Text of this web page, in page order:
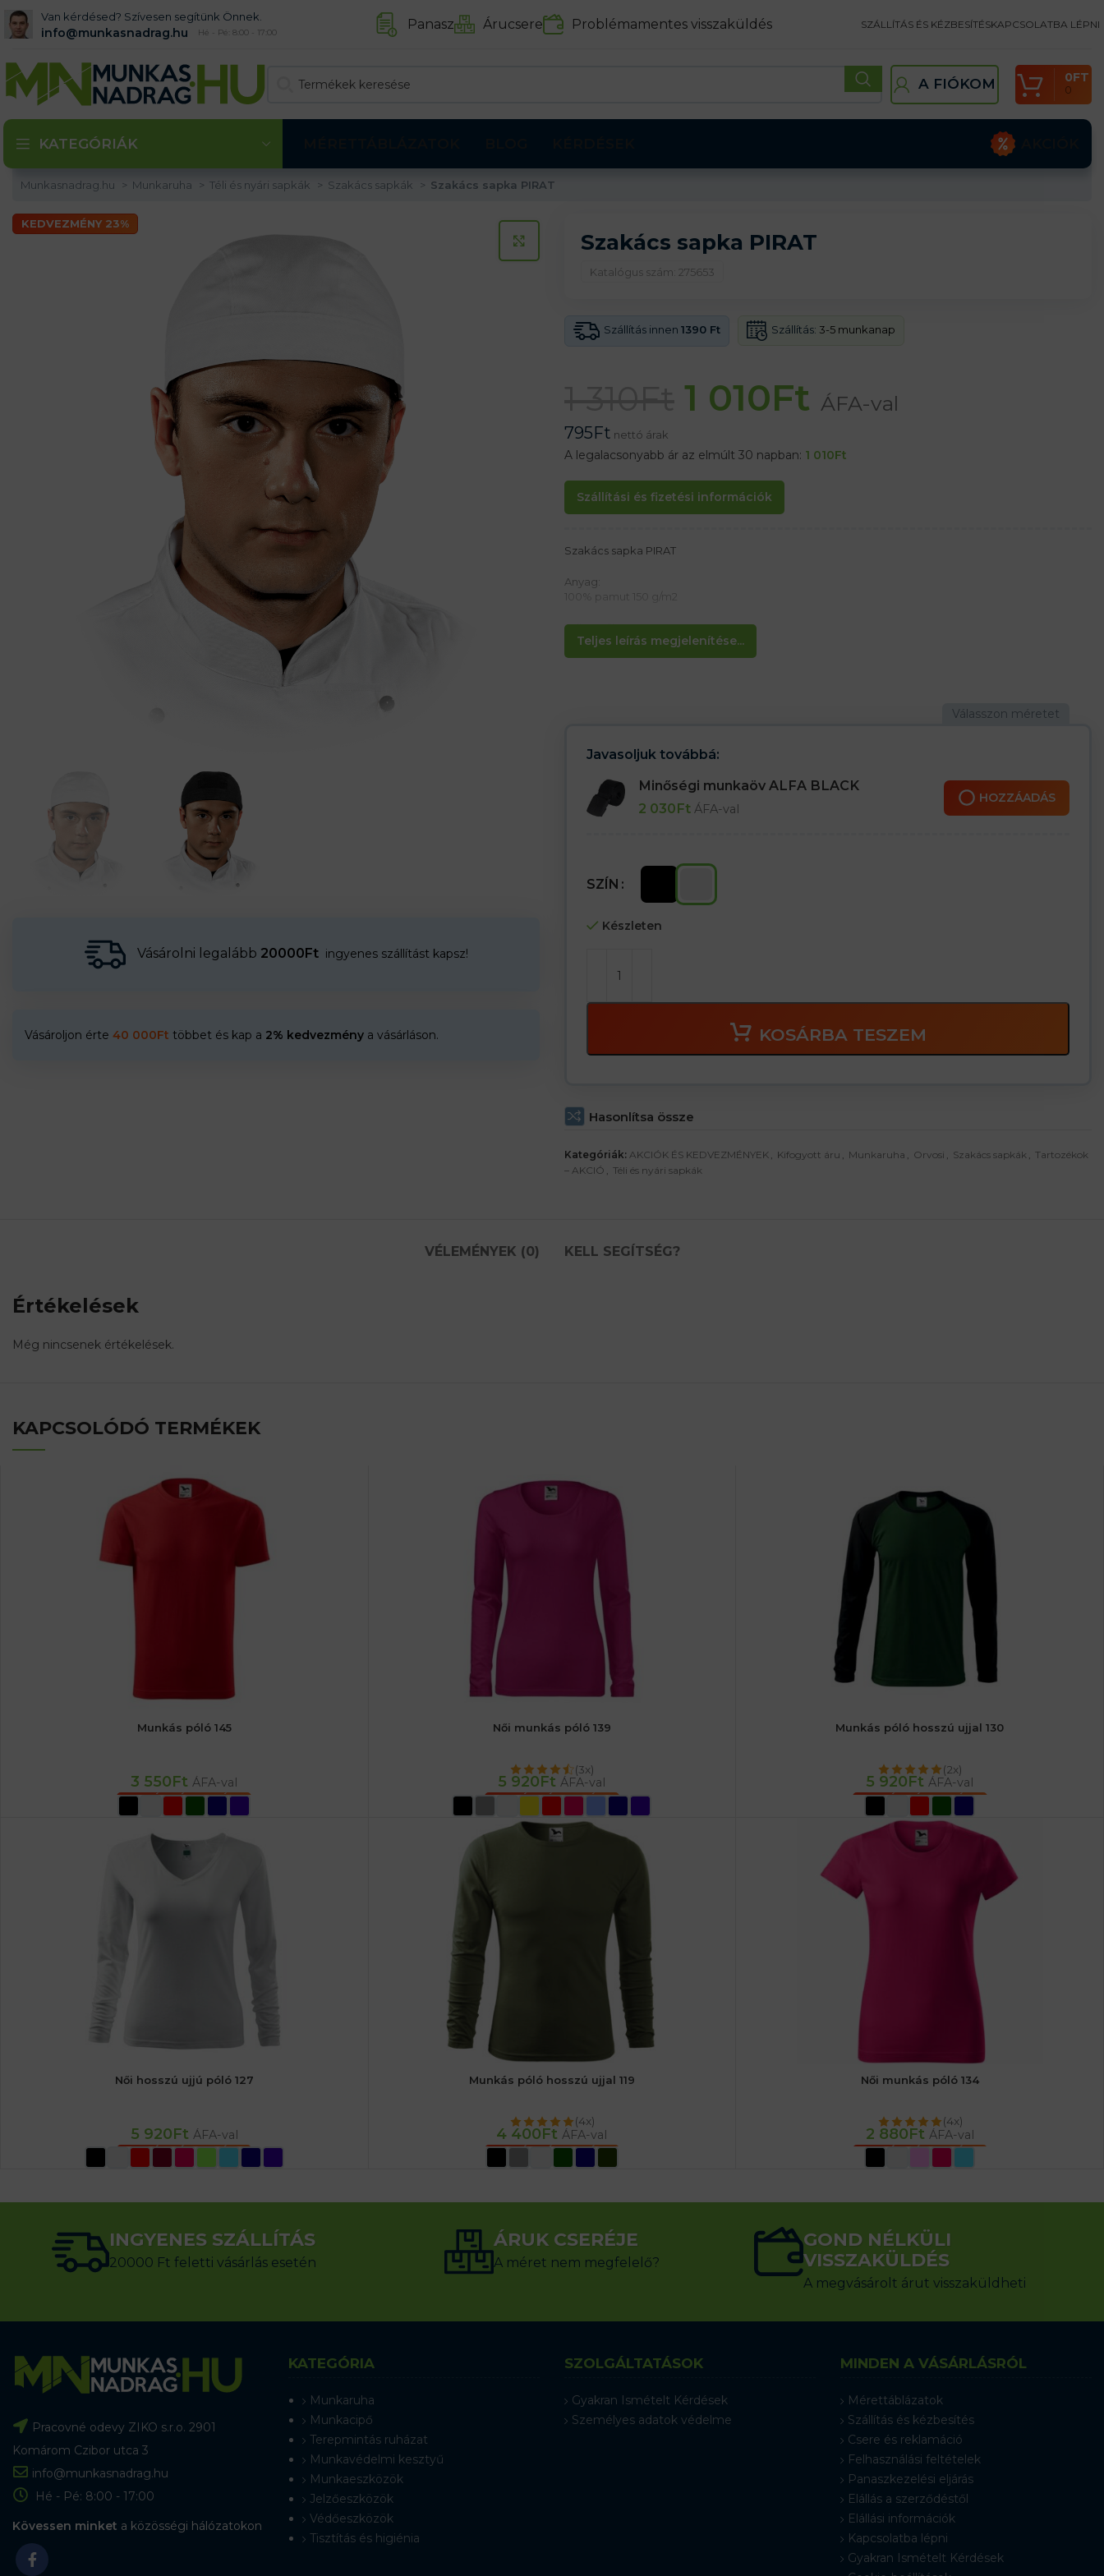
Van kérdésed? Szívesen segítünk Önnek.
info@munkasnadrag.hu Hé - Pé: 8:00 - 17:00 Panasz Árucsere Problémamentes visszaküldés SZÁLLÍTÁS ÉS KÉZBESÍTÉSKAPCSOLATBA LÉPNI
A FIÓKOM 0
0FT
KATEGÓRIÁK
Munkasnadrag.hu Munkaruha Téli és nyári sapkák Szakács sapkák Szakács sapka PIRAT
KEDVEZMÉNY 23%
KATTINTS A KINAGYÍTÁSHOZ
Vásárolni legalább 20000Ft ingyenes szállítást kapsz!
Vásároljon érte 40 000Ft többet és kap a 2% kedvezmény a vásárláson.
Szakács sapka PIRAT
Katalógus szám: 275653
Szállítás innen 1390 Ft Szállítás: 3-5 munkanap
1 010Ft ÁFA-val
795Ft nettó árak
A legalacsonyabb ár az elmúlt 30 napban: 1 010Ft
Szállítási és fizetési információk
Teljes leírás megjelenítése...
Szakács sapka PIRAT
Anyag:
100% pamut 150 g/m2
Jellemzők:
– 2 hurok a hátulján
– Egyszerű és kényelmes
Javasoljuk továbbá:
Minőségi munkaöv ALFA BLACK
2 030Ft ÁFA-val
HOZZÁADÁS
SZÍN
Készleten
KOSÁRBA TESZEM
Hasonlítsa össze
Kategóriák: AKCIÓK ÉS KEDVEZMÉNYEK , Kifogyott áru , Munkaruha , Orvosi , Szakács sapkák , Tartozékok
– AKCIÓ , Téli és nyári sapkák
VÉLEMÉNYEK (0) KELL SEGÍTSÉG?
Értékelések
Még nincsenek értékelések.
KAPCSOLÓDÓ TERMÉKEK
Munkás póló 145
3 550Ft ÁFA-val
OPCIÓK VÁLASZTÁSA
Női munkás póló 139
(3x)
5 920Ft ÁFA-val
OPCIÓK VÁLASZTÁSA
Munkás póló hosszú ujjal 130
(2x)
5 920Ft ÁFA-val
OPCIÓK VÁLASZTÁSA
Női hosszú ujjú póló 127
5 920Ft ÁFA-val
OPCIÓK VÁLASZTÁSA
Munkás póló hosszú ujjal 119
(4x)
4 400Ft ÁFA-val
OPCIÓK VÁLASZTÁSA
Női munkás póló 134
(4x)
2 880Ft ÁFA-val
OPCIÓK VÁLASZTÁSA
INGYENES SZÁLLÍTÁS
20000 Ft feletti vásárlás esetén
ÁRUK CSERÉJE
A méret nem megfelelő?
GOND NÉLKÜLI
VISSZAKÜLDÉS
A megvásárolt árut visszaküldheti
Pracovné odevy ZIKO s.r.o. 2901
Komárom Czibor utca 3
info@munkasnadrag.hu
Hé - Pé: 8:00 - 17:00
Kövessen minket a közösségi hálózatokon
KATEGÓRIA
Munkaruha
Munkacipő
Terepmintás ruházat
Munkavédelmi kesztyű
Munkaeszközök
Jelzőeszközök
Védőeszközök
Tisztítás és higiénia
SZOLGÁLTATÁSOK
Gyakran Ismételt Kérdések
Személyes adatok védelme
MINDEN A VÁSÁRLÁSRÓL
Mérettáblázatok
Szállítás és kézbesítés
Csere és reklamáció
Felhasználási feltételek
Panaszkezelési eljárás
Elállás a szerződéstől
Elállási információk
Kapcsolatba lépni
Gyakran Ismételt Kérdések